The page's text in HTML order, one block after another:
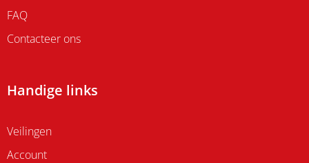
FAQ
Contacteer ons
Handige links
Veilingen
Account